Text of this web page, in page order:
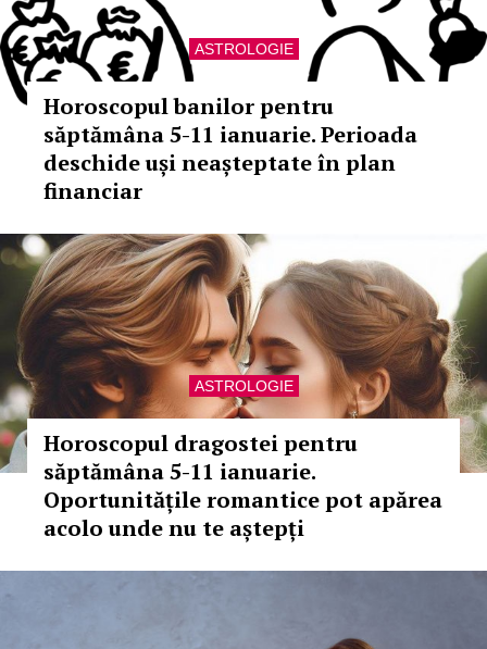
ASTROLOGIE
Horoscopul banilor pentru
săptămâna 5-11 ianuarie. Perioada
deschide uși neașteptate în plan
financiar
ASTROLOGIE
Horoscopul dragostei pentru
săptămâna 5-11 ianuarie.
Oportunitățile romantice pot apărea
acolo unde nu te aștepți